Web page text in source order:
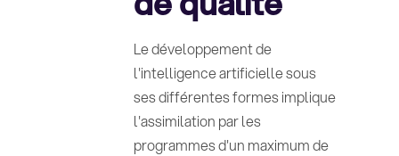
Le développement de
l'intelligence artificielle sous
ses différentes formes implique
l'assimilation par les
programmes d'un maximum de